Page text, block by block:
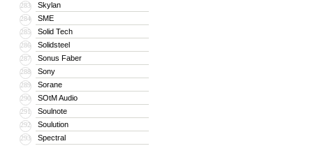
283 Skylan
284 SME
285 Solid Tech
286 Solidsteel
287 Sonus Faber
288 Sony
289 Sorane
290 SOtM Audio
291 Soulnote
292 Soulution
293 Spectral